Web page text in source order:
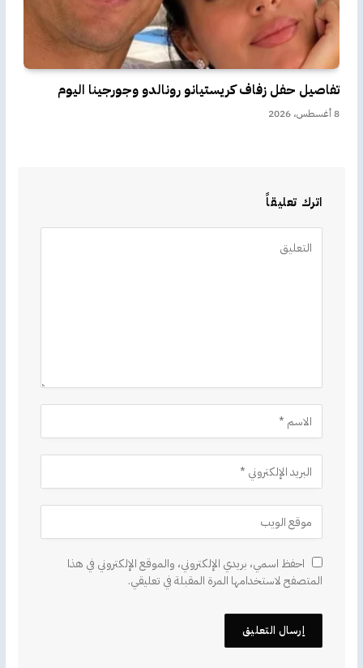
تفاصيل حفل زفاف كريستيانو رونالدو وجورجينا اليوم
8 أغسطس، 2026
اترك تعليقاً
احفظ اسمي، بريدي الإلكتروني، والموقع الإلكتروني في هذا
المتصفح لاستخدامها المرة المقبلة في تعليقي.